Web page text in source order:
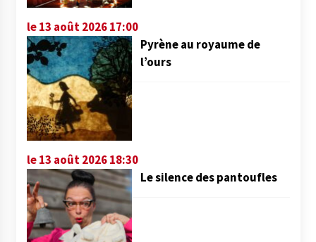
le 13 août 2026 17:00
Pyrène au royaume de
l’ours
le 13 août 2026 18:30
Le silence des pantoufles